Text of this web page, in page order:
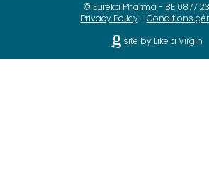
© Eureka Pharma - BE 0877
Privacy Policy- Conditions
site by Like a Virgin